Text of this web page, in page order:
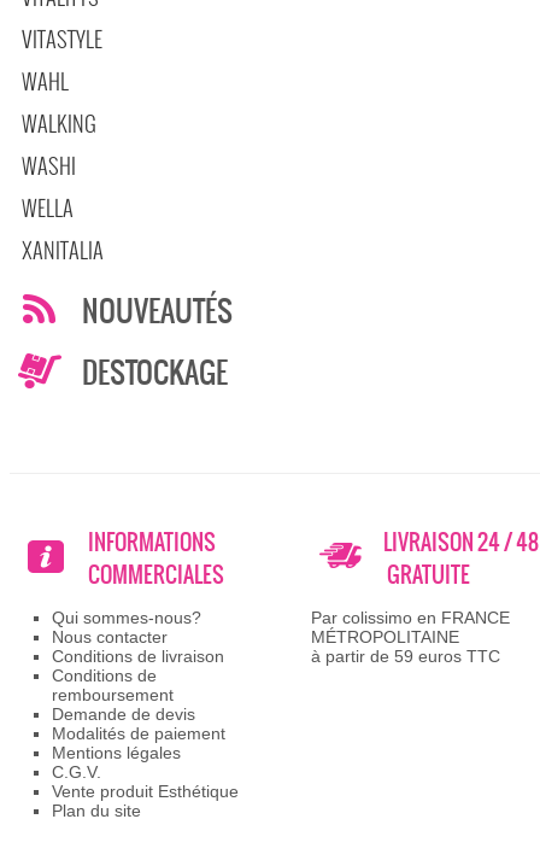
VITASTYLE
WAHL
WALKING
WASHI
WELLA
XANITALIA
NOUVEAUTÉS
DESTOCKAGE
INFORMATIONS
COMMERCIALES
Qui sommes-nous?
Nous contacter
Conditions de livraison
Conditions de
remboursement
Demande de devis
Modalités de paiement
Mentions légales
C.G.V.
Vente produit Esthétique
Plan du site
LIVRAISON 24 /
GRATUITE
Par colissimo en FRANCE
MÉTROPOLITAINE
à partir de 59 euros TTC